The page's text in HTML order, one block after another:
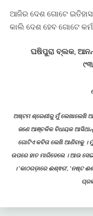
ଆଜିର ଦେଶ ଗୋଟେ ଇତିହାସ
କାଲି ଦେଶ ହେବ ଗୋଟେ
ଘଷିପୁରା ବ୍ଲକ,
ଅଷ୍ଟମ ଶ୍ରେଣୀରୁ ମୁଁ ଲେଖାଲେଖି
ଜଣେ ଆଞ୍ଚଳିକ ବିଧାୟକ
ଗୋଟିଏ କବିତା ଲେଖି ଆଣିବାକୁ ।
ଉପରେ ହାତ ମାରିଦେଲେ । ଆଉ
। ‘କାଠଗଡ଼ାରେ ଈଶ୍ଵର’, ‘ନଷ୍ଟ